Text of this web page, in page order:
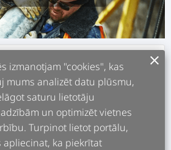
infoAPRAKSTS
assignment DARBI
forumPOSTI
izmanotjam "cookies", kas
mums analizēt datu plūsmu,
saturu lietotāju
un optimizēt vietnes
Turpinot lietot portālu,
apliecinat, ka piekrītat
clear